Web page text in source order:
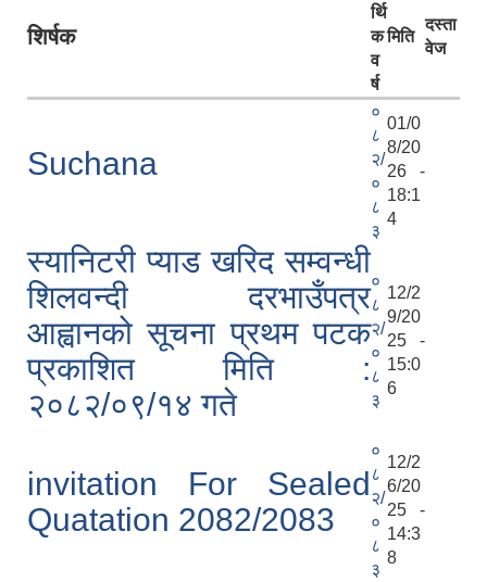
शिर्षक
र्थि
क
व
र्ष
मिति
दस्ता
वेज
Suchana
०
८
२/
०
८
३
01/0
8/20
26 -
18:1
4
स्यानिटरी प्याड खरिद सम्वन्धी
शिलवन्दी दरभाउँपत्र
आह्वानको सूचना प्रथम पटक
प्रकाशित मिति :
२०८२/०९/१४ गते
०
८
२/
०
८
३
12/2
9/20
25 -
15:0
6
invitation For Sealed
Quatation 2082/2083
०
८
२/
०
८
३
12/2
6/20
25 -
14:3
8